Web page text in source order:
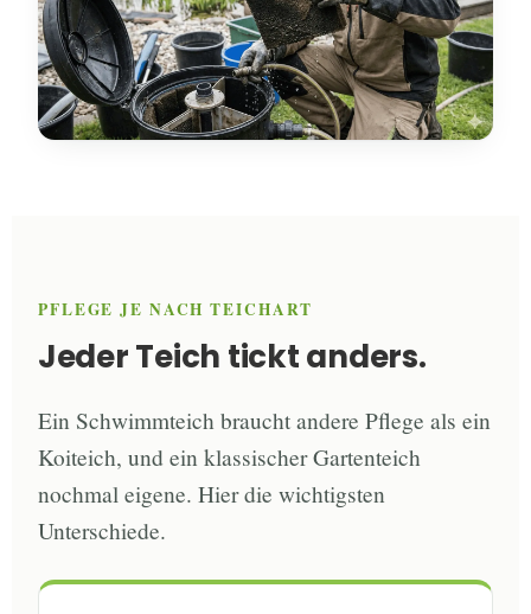
PFLEGE JE NACH TEICHART
Jeder Teich tickt anders.
Ein Schwimmteich braucht andere Pflege als ein
Koiteich, und ein klassischer Gartenteich
nochmal eigene. Hier die wichtigsten
Unterschiede.